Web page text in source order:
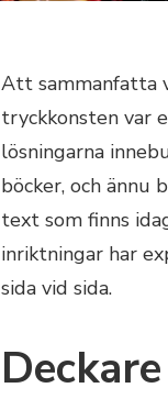
Att sammanfatta
tryckkonsten var
lösningarna
böcker, och
text som finns
inriktningar har
sida vid sida.
Deckare